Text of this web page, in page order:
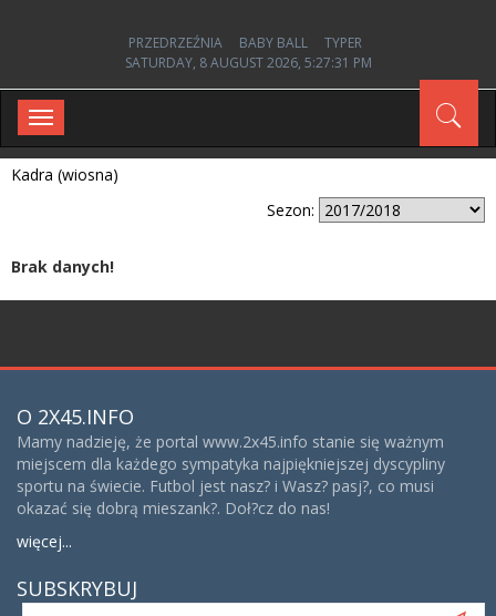
PRZEDRZEŹNIA BABY BALL
TYPER
SATURDAY, 8 AUGUST 2026, 5:27:31 PM
Toggle
navigation
Kadra (wiosna)
Sezon:
Brak danych!
O 2X45.INFO
Mamy nadzieję, że portal www.2x45.info stanie się ważnym
miejscem dla każdego sympatyka najpiękniejszej dyscypliny
sportu na świecie. Futbol jest nasz? i Wasz? pasj?, co musi
okazać się dobrą mieszank?. Doł?cz do nas!
więcej...
SUBSKRYBUJ